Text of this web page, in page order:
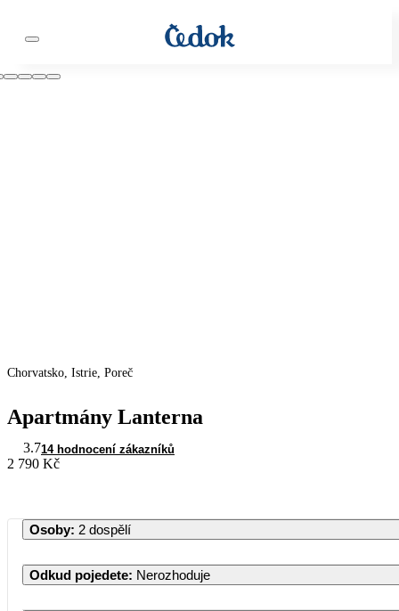
Chorvatsko, Istrie, Poreč
Apartmány Lanterna
3.714 hodnocení zákazníků
2 790 Kč
Osoby: 2 dospělí
Odkud pojedete: Nerozhoduje